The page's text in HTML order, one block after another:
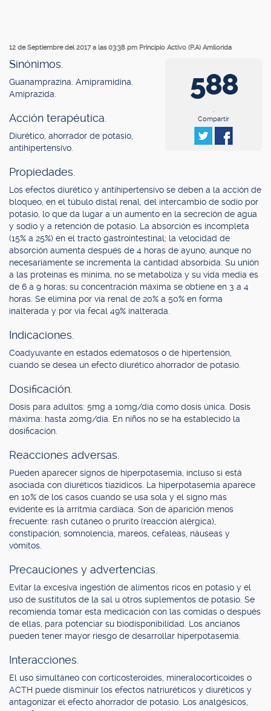
12 de Septiembre del 2017 a las 03:38 pm Principio Activo (P.A) Amilorida
588
.
Compartir
Sinónimos.
Guanamprazina. Amipramidina.
Amiprazida.
Acción terapéutica.
Diurético, ahorrador de potasio,
antihipertensivo.
Propiedades.
Los efectos diurético y antihipertensivo se deben a la acción de
bloqueo, en el túbulo distal renal, del intercambio de sodio por
potasio, lo que da lugar a un aumento en la secreción de agua
y sodio y a retención de potasio. La absorción es incompleta
(15% a 25%) en el tracto gastrointestinal; la velocidad de
absorción aumenta después de 4 horas de ayuno, aunque no
necesariamente se incrementa la cantidad absorbida. Su unión
a las proteínas es mínima, no se metaboliza y su vida media es
de 6 a 9 horas; su concentración máxima se obtiene en 3 a 4
horas. Se elimina por vía renal de 20% a 50% en forma
inalterada y por vía fecal 49% inalterada.
Indicaciones.
Coadyuvante en estados edematosos o de hipertensión,
cuando se desea un efecto diurético ahorrador de potasio.
Dosificación.
Dosis para adultos: 5mg a 10mg/día como dosis única. Dosis
máxima: hasta 20mg/día. En niños no se ha establecido la
dosificación.
Reacciones adversas.
Pueden aparecer signos de hiperpotasemia, incluso si está
asociada con diuréticos tiazídicos. La hiperpotasemia aparece
en 10% de los casos cuando se usa sola y el signo más
evidente es la arritmia cardíaca. Son de aparición menos
frecuente: rash cutáneo o prurito (reacción alérgica),
constipación, somnolencia, mareos, cefaleas, náuseas y
vómitos.
Precauciones y advertencias.
Evitar la excesiva ingestión de alimentos ricos en potasio y el
uso de sustitutos de la sal u otros suplementos de potasio. Se
recomienda tomar esta medicación con las comidas o después
de ellas, para potenciar su biodisponibilidad. Los ancianos
pueden tener mayor riesgo de desarrollar hiperpotasemia.
Interacciones.
El uso simultáneo con corticosteroides, mineralocorticoides o
ACTH puede disminuir los efectos natriuréticos y diuréticos y
antagonizar el efecto ahorrador de potasio. Los analgésicos,